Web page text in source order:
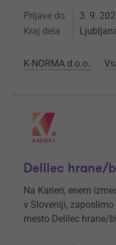
Prijave do 3. 9.
Kraj dela
K-NORMA d.o.o.
Delilec hrane/
Na Karieri, enem
v Sloveniji,
mesto Delilec hrane/